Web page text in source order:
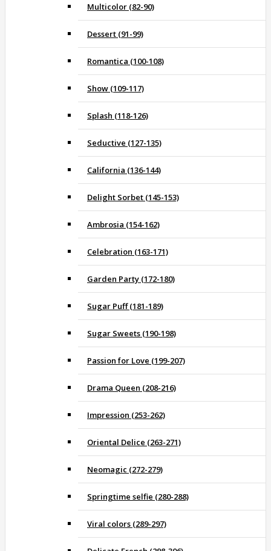
Multicolor (82-90)
Dessert (91-99)
Romantica (100-108)
Show (109-117)
Splash (118-126)
Seductive (127-135)
California (136-144)
Delight Sorbet (145-153)
Ambrosia (154-162)
Celebration (163-171)
Garden Party (172-180)
Sugar Puff (181-189)
Sugar Sweets (190-198)
Passion for Love (199-207)
Drama Queen (208-216)
Impression (253-262)
Oriental Delice (263-271)
Neomagic (272-279)
Springtime selfie (280-288)
Viral colors (289-297)